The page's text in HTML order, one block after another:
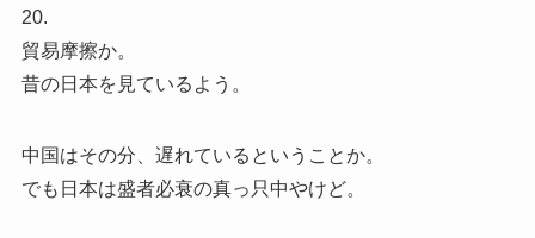
20.
貿易摩擦か。
昔の日本を見ているよう。
中国はその分、遅れているということか。
でも日本は盛者必衰の真っ只中やけど。